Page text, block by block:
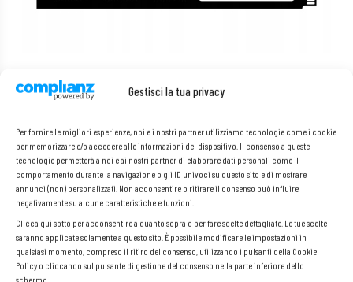
Gestisci la tua privacy
Per fornire le migliori esperienze, noi e i nostri partner utilizziamo tecnologie come i cookie
per memorizzare e/o accedere alle informazioni del dispositivo. Il consenso a queste
tecnologie permetterà a noi e ai nostri partner di elaborare dati personali come il
comportamento durante la navigazione o gli ID univoci su questo sito e di mostrare
annunci (non) personalizzati. Non acconsentire o ritirare il consenso può influire
negativamente su alcune caratteristiche e funzioni.
Clicca qui sotto per acconsentire a quanto sopra o per fare scelte dettagliate. Le tue scelte
saranno applicate solamente a questo sito. È possibile modificare le impostazioni in
qualsiasi momento, compreso il ritiro del consenso, utilizzando i pulsanti della Cookie
Policy o cliccando sul pulsante di gestione del consenso nella parte inferiore dello
schermo.
Il disco NVMeè una soluzione che darà nuova vita al tuo computer.
Velocità e affidabilità sono solo alcuni dei vantaggi offerti dai supporti
dati a semiconduttori. Grazie all’assenza di parti mobili, questi dischi
sono caratterizzati da tempi di accesso ai dati notevolmente più brevi,
funzionamento silenzioso e grande resistenza ai danni meccanici. Sono
la soluzione ideale per chi ha bisogno di hardware efficiente per il